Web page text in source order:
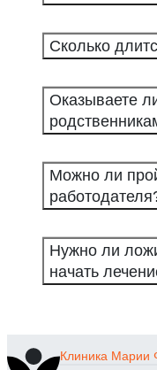
Сколько
Оказываете
Можно ли
Нужно ли
начать
Клиника Марии